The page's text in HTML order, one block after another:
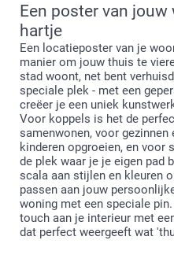
Een poster van
hartje
Een locatieposter van je
manier om jouw thuis te
stad woont, net bent
speciale plek - met een
creëer je een uniek
Voor koppels is het de
samenwonen, voor gezinnen
kinderen opgroeien, en voor
de plek waar je je eigen pad
scala aan stijlen en kleuren
passen aan jouw
woning met een speciale
touch aan je interieur met
dat perfect weergeeft wat